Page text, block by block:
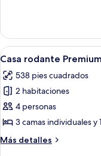
rodante
familiar
Abrir
todas
las
fotos
de
Casa
rodante
Premium
17
Casa rodante Premium
538 pies cuadrados
2 habitaciones
4 personas
3 camas individuales
Más detalles
Más